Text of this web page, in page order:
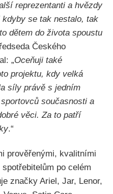
reprezentanti a hvězdy
se tak nestalo, tak
dětem do života spoustu
Českého
„Oceňuji také
projektu, kdy velká
síly právě s jedním
současnosti a
věci. Za to patří
.“
prověřenými, kvalitními
po celém
značky Ariel, Jar, Lenor,